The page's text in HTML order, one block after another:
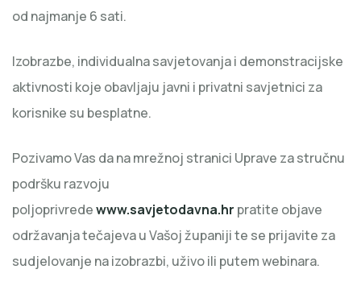
od najmanje 6 sati.
Izobrazbe, individualna savjetovanja i demonstracijske
aktivnosti koje obavljaju javni i privatni savjetnici za
korisnike su besplatne.
Pozivamo Vas da na mrežnoj stranici Uprave za stručnu
podršku razvoju
poljoprivredewww.savjetodavna.hr pratite objave
održavanja tečajeva u Vašoj županiji te se prijavite za
sudjelovanje na izobrazbi, uživo ili putem webinara.